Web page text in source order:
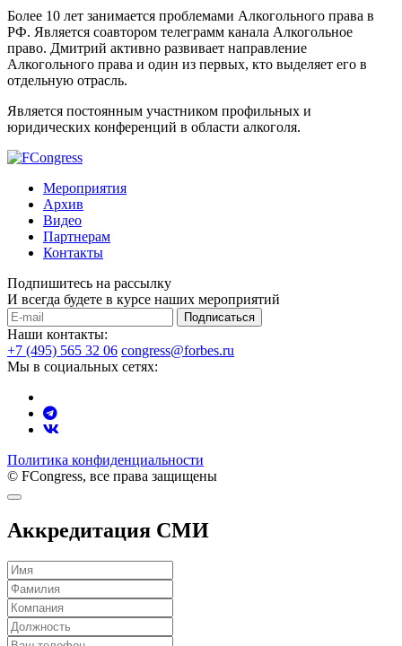
Более 10 лет занимается проблемами Алкогольного права в
РФ. Является соавтором телеграмм канала Алкогольное
право. Дмитрий активно развивает направление
Алкогольного права и один из первых, кто выделяет его в
отдельную отрасль.
Является постоянным участником профильных и
юридических конференций в области алкоголя.
Мероприятия
Архив
Видео
Партнерам
Контакты
Подпишитесь на рассылку
И всегда будете в курсе наших мероприятий
Подписаться
Наши контакты:
+7 (495) 565 32 06 congress@forbes.ru
Мы в социальных сетях:
Политика конфиденциальности
© FCongress, все права защищены
Аккредитация СМИ